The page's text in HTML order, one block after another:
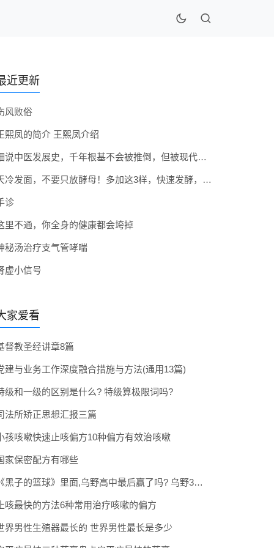
近更新
风败俗
熙凤的简介 王熙凤介绍
细说中医发展史，千年根基不会被推倒，但被现代医疗模式堵住出路
天冷发面，不要只放酵母！多加这3样，快速发酵，蓬松香软弹性十足
诊
里不通，你全身的健康都会垮掉
秘汤治疗支气管哮喘
虚小信号
家爱看
督教圣经讲章8篇
建与业务工作深度融合措施与方法(通用13篇)
级和一级的区别是什么? 特级算极限词吗?
法所矫正思想汇报三篇
孩咳嗽快速止咳偏方10种偏方有效治咳嗽
家保密配方有哪些
《黑子的篮球》里面,乌野高中最后赢了吗? 乌野3年拿到全国冠军了吗
咳最快的方法6种常用治疗咳嗽的偏方
界男性生殖器最长的 世界男性最长是多少